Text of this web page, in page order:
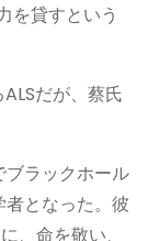
を貸すという
だが、蔡氏
ラックホール
となった。彼
、命を敬い、